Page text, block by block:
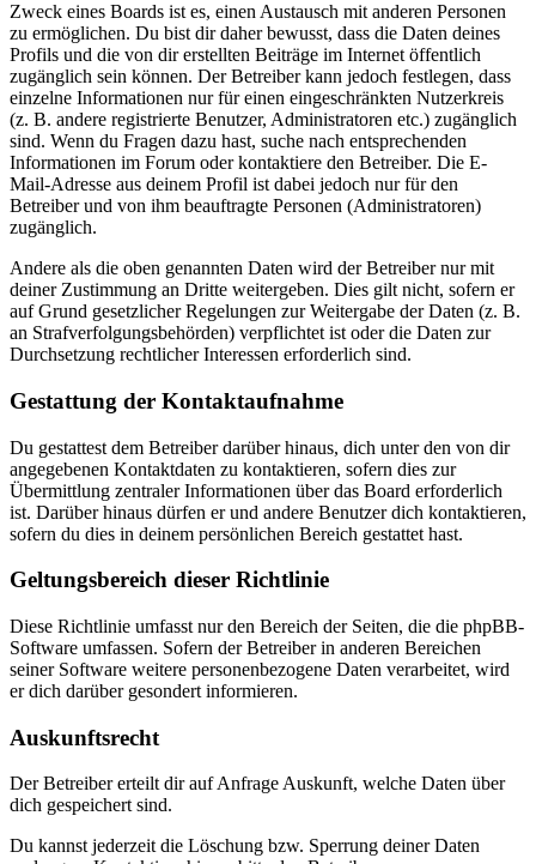
Zweck eines Boards ist es, einen Austausch mit anderen Personen
zu ermöglichen. Du bist dir daher bewusst, dass die Daten deines
Profils und die von dir erstellten Beiträge im Internet öffentlich
zugänglich sein können. Der Betreiber kann jedoch festlegen, dass
einzelne Informationen nur für einen eingeschränkten Nutzerkreis
(z. B. andere registrierte Benutzer, Administratoren etc.) zugänglich
sind. Wenn du Fragen dazu hast, suche nach entsprechenden
Informationen im Forum oder kontaktiere den Betreiber. Die E-
Mail-Adresse aus deinem Profil ist dabei jedoch nur für den
Betreiber und von ihm beauftragte Personen (Administratoren)
zugänglich.
Andere als die oben genannten Daten wird der Betreiber nur mit
deiner Zustimmung an Dritte weitergeben. Dies gilt nicht, sofern er
auf Grund gesetzlicher Regelungen zur Weitergabe der Daten (z. B.
an Strafverfolgungsbehörden) verpflichtet ist oder die Daten zur
Durchsetzung rechtlicher Interessen erforderlich sind.
Gestattung der Kontaktaufnahme
Du gestattest dem Betreiber darüber hinaus, dich unter den von dir
angegebenen Kontaktdaten zu kontaktieren, sofern dies zur
Übermittlung zentraler Informationen über das Board erforderlich
ist. Darüber hinaus dürfen er und andere Benutzer dich kontaktieren,
sofern du dies in deinem persönlichen Bereich gestattet hast.
Geltungsbereich dieser Richtlinie
Diese Richtlinie umfasst nur den Bereich der Seiten, die die phpBB-
Software umfassen. Sofern der Betreiber in anderen Bereichen
seiner Software weitere personenbezogene Daten verarbeitet, wird
er dich darüber gesondert informieren.
Auskunftsrecht
Der Betreiber erteilt dir auf Anfrage Auskunft, welche Daten über
dich gespeichert sind.
Du kannst jederzeit die Löschung bzw. Sperrung deiner Daten